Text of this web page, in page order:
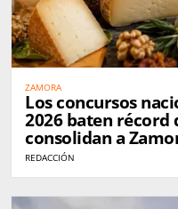
ZAMORA
Los concursos
2026 baten
consolidan a
queso en España
REDACCIÓN